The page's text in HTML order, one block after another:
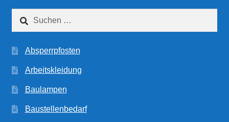
nach:
Absperrpfosten
Arbeitskleidung
Baulampen
Baustellenbedarf